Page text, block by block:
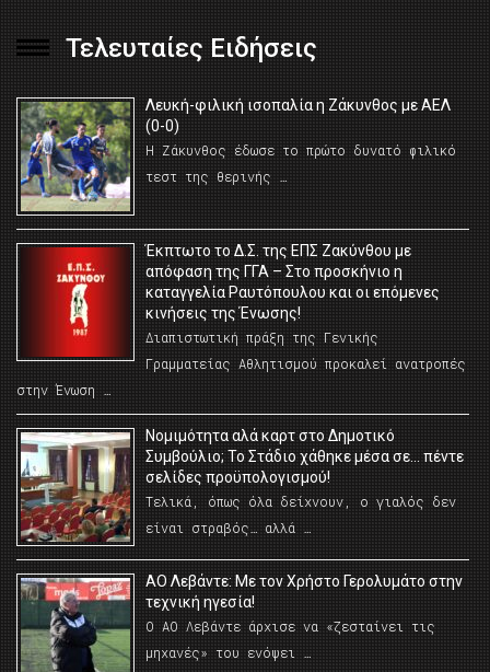
Τελευταίες Ειδήσεις
Λευκή-φιλική ισοπαλία η Ζάκυνθος με ΑΕΛ
(0-0)
Η Ζάκυνθος έδωσε το πρώτο δυνατό φιλικό
τεστ της θερινής …
Έκπτωτο το Δ.Σ. της ΕΠΣ Ζακύνθου με
απόφαση της ΓΓΑ – Στο προσκήνιο η
καταγγελία Ραυτόπουλου και οι επόμενες
κινήσεις της Ένωσης!
Διαπιστωτική πράξη της Γενικής
Γραμματείας Αθλητισμού προκαλεί ανατροπές
στην Ένωση …
Νομιμότητα αλά καρτ στο Δημοτικό
Συμβούλιο; Το Στάδιο χάθηκε μέσα σε… πέντε
σελίδες προϋπολογισμού!
Τελικά, όπως όλα δείχνουν, ο γιαλός δεν
είναι στραβός… αλλά …
ΑΟ Λεβάντε: Με τον Χρήστο Γερολυμάτο στην
τεχνική ηγεσία!
Ο ΑΟ Λεβάντε άρχισε να «ζεσταίνει τις
μηχανές» του ενόψει …